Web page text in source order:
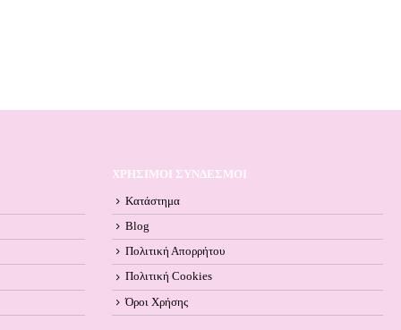
ΧΡΗΣΙΜΟΙ ΣΥΝΔΕΣΜΟΙ
Κατάστημα
Blog
Πολιτική Απορρήτου
Πολιτική Cookies
Όροι Xρήσης